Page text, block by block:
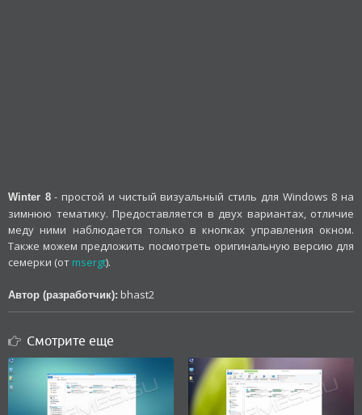
Winter 8- простой и чистый визуальный стиль для Windows 8 на
зимнюю тематику. Предоставляется в двух вариантах, отличие
меду ними наблюдается только в кнопках управления окном.
Также можем предложить посмотреть оригинальную версию для
семерки (от msergt).
Автор (разработчик): bhast2
Смотрите еще